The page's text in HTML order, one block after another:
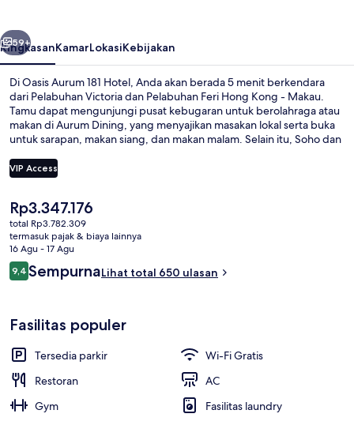
Berikutnya
59+
RingkasanKamarLokasiKebijakan
Di Oasis Aurum 181 Hotel, Anda akan berada 5 menit berkendara
dari Pelabuhan Victoria dan Pelabuhan Feri Hong Kong - Makau.
Tamu dapat mengunjungi pusat kebugaran untuk berolahraga atau
makan di Aurum Dining, yang menyajikan masakan lokal serta buka
untuk sarapan, makan siang, dan makan malam. Selain itu, Soho dan
menyukainya karena sangat dekat dari transportasi umum: hanya
beberapa langkah dari Stasiun Tram Whitty Street dan Perhentian
VIP Access
Harga
saat
ini
Rp3.347.176
Rp3.347.176
total Rp3.782.309
termasuk pajak & biaya lainnya
16 Agu - 17 Agu
Ulasan
9,49,4 dari 10
SempurnaLihat total 650 ulasan
Fasilitas populer
Tersedia parkir
Wi-Fi Gratis
Restoran
AC
Gym
Fasilitas laundry